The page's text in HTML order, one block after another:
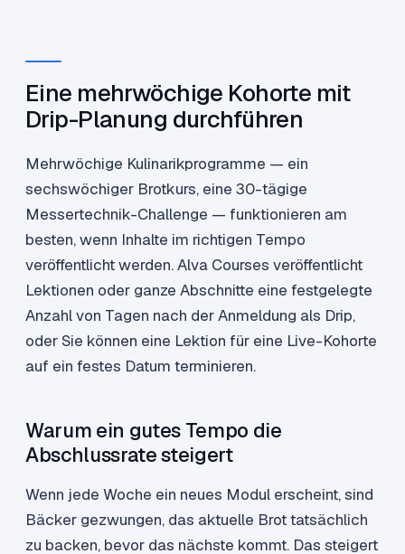
Eine mehrwöchige Kohorte mit
Drip-Planung durchführen
Mehrwöchige Kulinarikprogramme — ein
sechswöchiger Brotkurs, eine 30-tägige
Messertechnik-Challenge — funktionieren am
besten, wenn Inhalte im richtigen Tempo
veröffentlicht werden. Alva Courses veröffentlicht
Lektionen oder ganze Abschnitte eine festgelegte
Anzahl von Tagen nach der Anmeldung als Drip,
oder Sie können eine Lektion für eine Live-Kohorte
auf ein festes Datum terminieren.
Warum ein gutes Tempo die
Abschlussrate steigert
Wenn jede Woche ein neues Modul erscheint, sind
Bäcker gezwungen, das aktuelle Brot tatsächlich
zu backen, bevor das nächste kommt. Das steigert